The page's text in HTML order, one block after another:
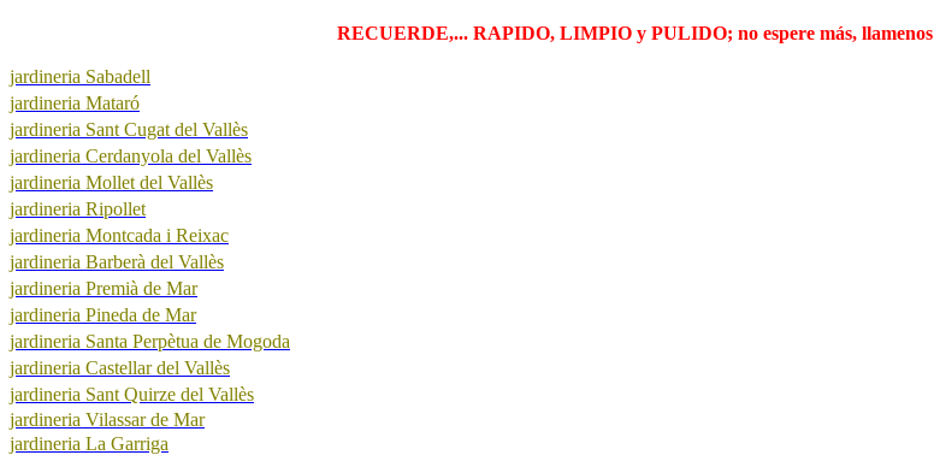
RECUERDE,... RAPIDO, LIMPIO y PULIDO; no espere más, llamenos
jardineria Sabadell
jardineria Mataró
jardineria Sant Cugat del Vallès
jardineria Cerdanyola del Vallès
jardineria Mollet del Vallès
jardineria Ripollet
jardineria Montcada i Reixac
jardineria Barberà del Vallès
jardineria Premià de Mar
jardineria Pineda de Mar
jardineria Santa Perpètua de Mogoda
jardineria Castellar del Vallès
jardineria Sant Quirze del Vallès
jardineria Vilassar de Mar
jardineria La Garriga